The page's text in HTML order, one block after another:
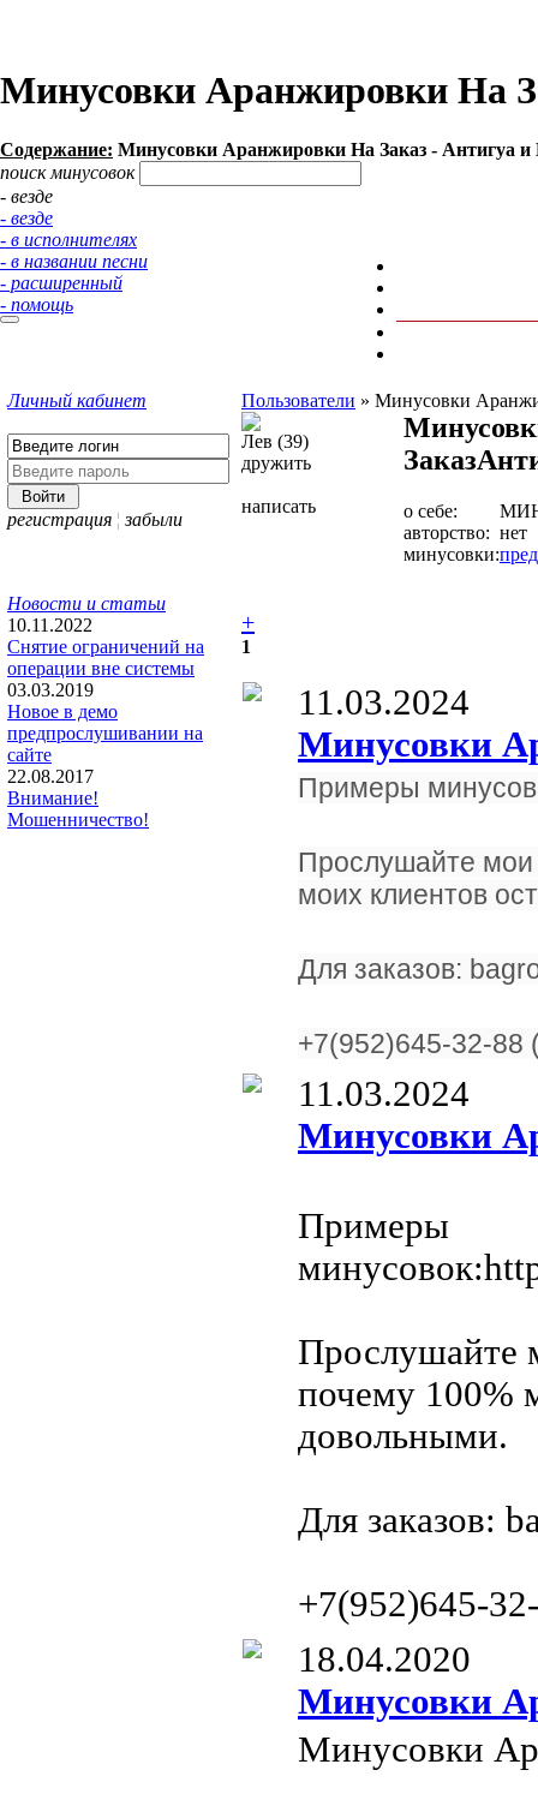
Минусовки Аранжировки На
Содержание: Минусовки Аранжировки На Заказ - Антигуа и
поиск минусовок
- везде
- везде
- в исполнителях
- в названии песни
- расширенный
- помощь
Личный кабинет
регистрация ¦ забыли
Новости и статьи
10.11.2022
Снятие ограничений на
операции вне системы
03.03.2019
Новое в демо
предпрослушивании на
сайте
22.08.2017
Внимание!
Мошенничество!
Пользователи » Минусовки
Лев (39)
дружить
написать
Заказ
о себе:
авторство: нет
минусовки:
+
1
11.03.2024
Минусовки
Примеры
Прослушайте
моих клиентов
Для заказов:
+7(952)645-32-88
11.03.2024
Минусовки
Примеры
Прослушайте
почему 100%
довольными.
Для заказов:
+7(952)645-
18.04.2020
Минусовки
Минусовки